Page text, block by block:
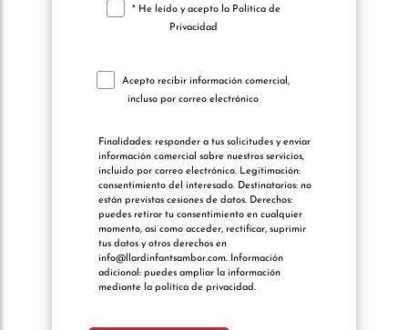
* He leído y acepto la Política de
Privacidad
Acepto recibir información comercial,
incluso por correo electrónico
Finalidades: responder a tus solicitudes y enviar
información comercial sobre nuestros servicios,
incluido por correo electrónico. Legitimación:
consentimiento del interesado. Destinatarios: no
están previstas cesiones de datos. Derechos:
puedes retirar tu consentimiento en cualquier
momento, así como acceder, rectificar, suprimir
tus datos y otros derechos en
info@llardinfantsambor.com. Información
adicional: puedes ampliar la información
mediante la política de privacidad.